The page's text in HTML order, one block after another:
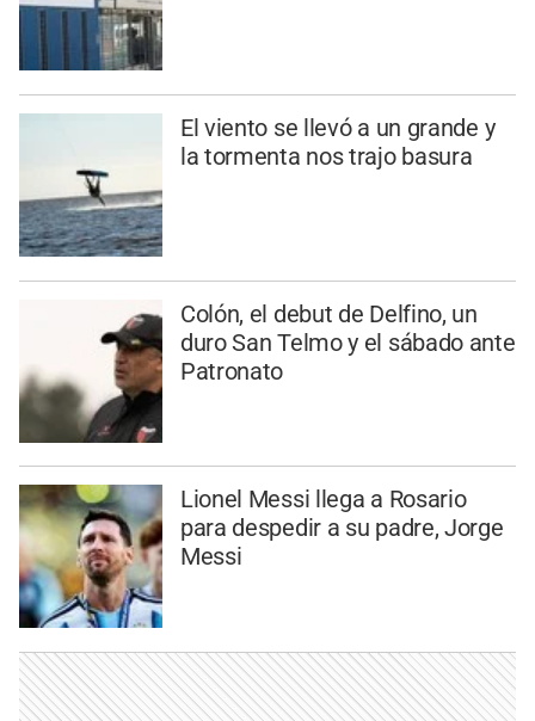
El viento se llevó a un grande y
la tormenta nos trajo basura
Colón, el debut de Delfino, un
duro San Telmo y el sábado ante
Patronato
Lionel Messi llega a Rosario
para despedir a su padre, Jorge
Messi